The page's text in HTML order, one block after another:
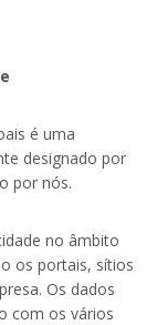
é uma
designado por
por nós.
no âmbito
os portais, sítios
Os dados
com os vários